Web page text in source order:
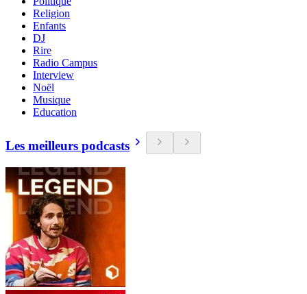
Religion
Enfants
DJ
Rire
Radio Campus
Interview
Noël
Musique
Education
Les meilleurs podcasts